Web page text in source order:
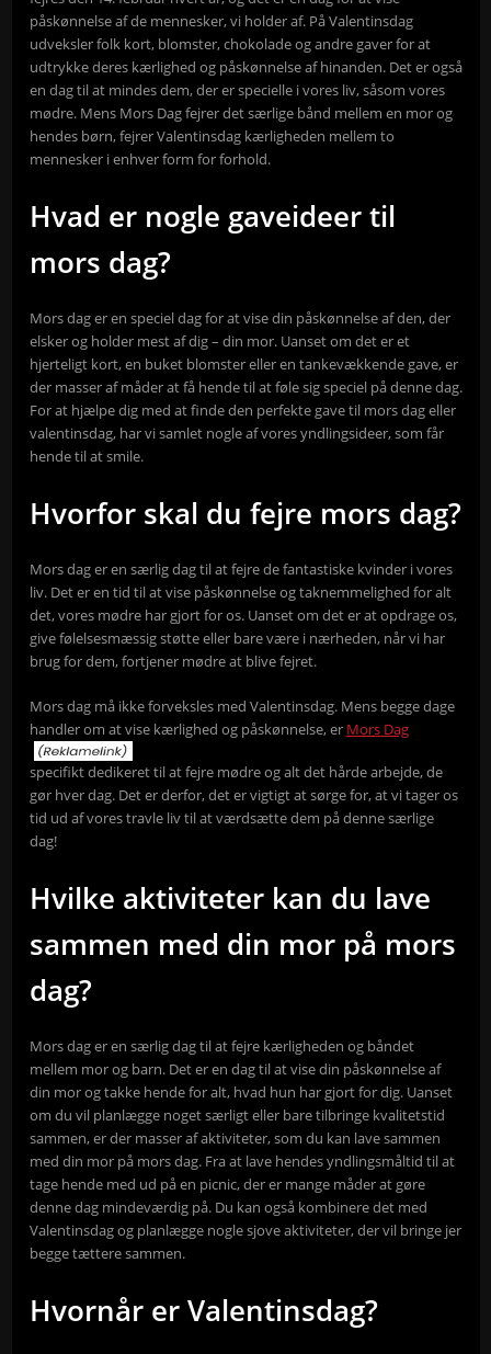
påskønnelse af de mennesker, vi holder af. På Valentinsdag
udveksler folk kort, blomster, chokolade og andre gaver for at
udtrykke deres kærlighed og påskønnelse af hinanden. Det er også
en dag til at mindes dem, der er specielle i vores liv, såsom vores
mødre. Mens Mors Dag fejrer det særlige bånd mellem en mor og
hendes børn, fejrer Valentinsdag kærligheden mellem to
mennesker i enhver form for forhold.
Hvad er nogle gaveideer til
mors dag?
Mors dag er en speciel dag for at vise din påskønnelse af den, der
elsker og holder mest af dig – din mor. Uanset om det er et
hjerteligt kort, en buket blomster eller en tankevækkende gave, er
der masser af måder at få hende til at føle sig speciel på denne dag.
For at hjælpe dig med at finde den perfekte gave til mors dag eller
valentinsdag, har vi samlet nogle af vores yndlingsideer, som får
hende til at smile.
Hvorfor skal du fejre mors dag?
Mors dag er en særlig dag til at fejre de fantastiske kvinder i vores
liv. Det er en tid til at vise påskønnelse og taknemmelighed for alt
det, vores mødre har gjort for os. Uanset om det er at opdrage os,
give følelsesmæssig støtte eller bare være i nærheden, når vi har
brug for dem, fortjener mødre at blive fejret.
Mors dag må ikke forveksles med Valentinsdag. Mens begge dage
handler om at vise kærlighed og påskønnelse, er Mors Dag
specifikt dedikeret til at fejre mødre og alt det hårde arbejde, de
gør hver dag. Det er derfor, det er vigtigt at sørge for, at vi tager os
tid ud af vores travle liv til at værdsætte dem på denne særlige
dag!
Hvilke aktiviteter kan du lave
sammen med din mor på mors
dag?
Mors dag er en særlig dag til at fejre kærligheden og båndet
mellem mor og barn. Det er en dag til at vise din påskønnelse af
din mor og takke hende for alt, hvad hun har gjort for dig. Uanset
om du vil planlægge noget særligt eller bare tilbringe kvalitetstid
sammen, er der masser af aktiviteter, som du kan lave sammen
med din mor på mors dag. Fra at lave hendes yndlingsmåltid til at
tage hende med ud på en picnic, der er mange måder at gøre
denne dag mindeværdig på. Du kan også kombinere det med
Valentinsdag og planlægge nogle sjove aktiviteter, der vil bringe jer
begge tættere sammen.
Hvornår er Valentinsdag?